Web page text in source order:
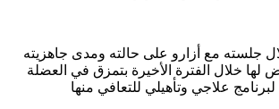
جلسته مع أزارو على حالته ومدى جاهزيته
لها خلال الفترة الأخيرة بتمزق في العضلة
علاجي وتأهيلي للتعافي منها